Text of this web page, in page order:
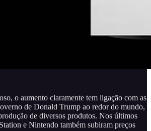
o aumento claramente tem ligação com as
de Donald Trump ao redor do mundo,
de diversos produtos. Nos últimos
e Nintendo também subiram preços